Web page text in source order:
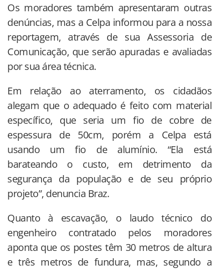
Os moradores também apresentaram outras
denúncias, mas a Celpa informou para a nossa
reportagem, através de sua Assessoria de
Comunicação, que serão apuradas e avaliadas
por sua área técnica.
Em relação ao aterramento, os cidadãos
alegam que o adequado é feito com material
específico, que seria um fio de cobre de
espessura de 50cm, porém a Celpa está
usando um fio de alumínio. “Ela está
barateando o custo, em detrimento da
segurança da população e de seu próprio
projeto”, denuncia Braz.
Quanto à escavação, o laudo técnico do
engenheiro contratado pelos moradores
aponta que os postes têm 30 metros de altura
e três metros de fundura, mas, segundo a